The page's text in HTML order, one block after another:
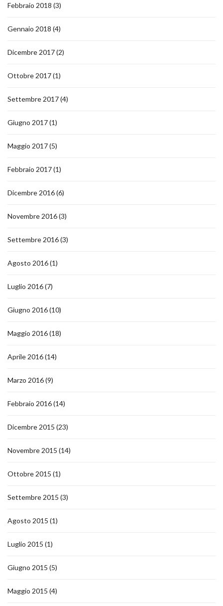
Febbraio 2018 (3)
Gennaio 2018 (4)
Dicembre 2017(2)
Ottobre 2017(1)
Settembre 2017(4)
Giugno 2017(1)
Maggio 2017(5)
Febbraio 2017(1)
Dicembre 2016(6)
Novembre 2016(3)
Settembre 2016(3)
Agosto 2016(1)
Luglio 2016(7)
Giugno 2016(10)
Maggio 2016(18)
Aprile 2016(14)
Marzo 2016(9)
Febbraio 2016(14)
Dicembre 2015 (23)
Novembre 2015 (14)
Ottobre 2015 (1)
Settembre 2015 (3)
Agosto 2015 (1)
Luglio 2015 (1)
Giugno 2015 (5)
Maggio 2015 (4)